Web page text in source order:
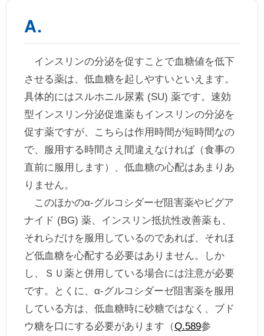
血糖トレンド
特集・連載 一覧へ
1型ライフ
インスリンの分泌を促すことで血糖値を低下
させる薬は、低血糖を起しやすいといえます。
具体的にはスルホニル尿素 (SU) 薬です。速効
型インスリン分泌促進薬もインスリンの分泌を
促す薬ですが、こちらは作用時間が短時間なの
で、服用する時間さえ間違えなければ（食事の
直前に服用します）、低血糖の心配はあまりあ
りません。
このほかのα-グルコシダーゼ阻害薬やビグア
ナイド (BG) 薬、インスリン抵抗性改善薬も、
それらだけを服用しているのであれば、それほ
ど低血糖を心配する必要はありません。しか
し、ＳＵ薬と併用している場合には注意が必要
です。とくに、α-グルコシダーゼ阻害薬を服用
している方は、低血糖時に砂糖ではなく、ブド
ウ糖を口にする必要があります（Q.589参